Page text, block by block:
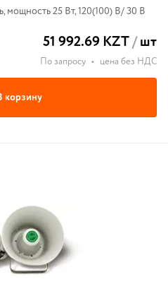
мощность 25 Вт, 120(100) В/ 30 В
51 992.69 KZT/шт
По запросу • цена без НДС
корзину